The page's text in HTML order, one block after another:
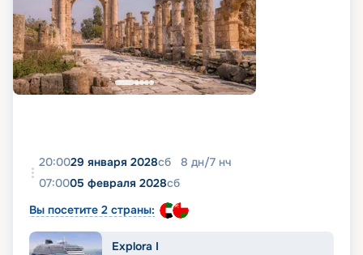
20:0029 января 2028сб 8 дн/7 нч
07:0005 февраля 2028сб
Вы посетите 2 страны:
Explora I